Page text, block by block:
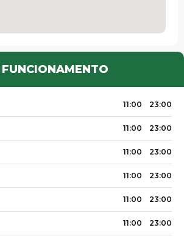
11:00 23:00
11:00 23:00
11:00 23:00
11:00 23:00
11:00 23:00
11:00 23:00